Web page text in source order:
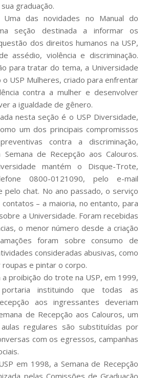
graduação.
Uma das novidades no Manual do
seção destinada a informar os
dos direitos humanos na USP,
assédio, violência e discriminação.
para tratar do tema, a Universidade
USP Mulheres, criado para enfrentar
contra a mulher e desenvolver
a igualdade de gênero.
nesta seção é o USP Diversidade,
um dos principais compromissos
contra a discriminação,
de Recepção aos Calouros.
mantém o Disque-Trote,
0800-0121090, pelo e-mail
pelo chat. No ano passado, o serviço
– a maioria, no entanto, para
a Universidade. Foram recebidas
o menor número desde a criação
foram sobre consumo de
consideradas abusivas, como
e pintar o corpo.
a proibição do trote na USP, em 1999,
instituindo que todas as
aos ingressantes deveriam
de Recepção aos Calouros, um
regulares são substituídas por
com os egressos, campanhas
em 1998, a Semana de Recepção